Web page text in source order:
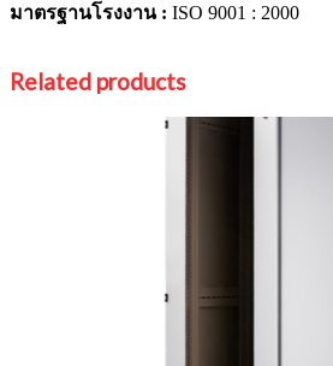
มาตรฐานโรงงาน : ISO 9001 : 2000
Related products